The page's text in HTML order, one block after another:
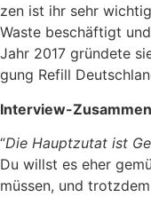
zen ist ihr sehr
Was­te beschäf­tigt
Jahr 2017 grün­de­te
gung Refill
Inter­view-
“Die Haupt­zu­tat ist
Du willst es eher
müs­sen, und